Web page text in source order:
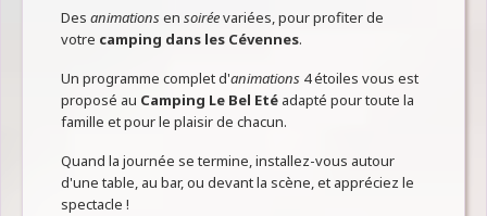
Desanimationsensoiréevariées, pour profiter de
votre camping dans les Cévennes.
Un programme complet d'animations 4 étoiles vous est
proposé au Camping Le Bel Eté adapté pour toute la
famille et pour le plaisir de chacun.
Quand la journée se termine, installez-vous autour
d'une table, au bar, ou devant la scène, et appréciez le
spectacle !